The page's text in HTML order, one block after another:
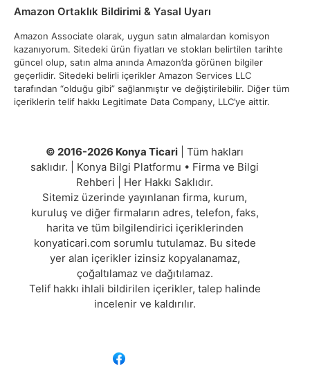
Amazon Ortaklık Bildirimi & Yasal Uyarı
Amazon Associate olarak, uygun satın almalardan komisyon
kazanıyorum. Sitedeki ürün fiyatları ve stokları belirtilen tarihte
güncel olup, satın alma anında Amazon’da görünen bilgiler
geçerlidir. Sitedeki belirli içerikler Amazon Services LLC
tarafından “olduğu gibi” sağlanmıştır ve değiştirilebilir. Diğer tüm
içeriklerin telif hakkı Legitimate Data Company, LLC’ye aittir.
© 2016-2026 Konya Ticari | Tüm hakları
saklıdır. | Konya Bilgi Platformu • Firma ve Bilgi
Rehberi | Her Hakkı Saklıdır.
Sitemiz üzerinde yayınlanan firma, kurum,
kuruluş ve diğer firmaların adres, telefon, faks,
harita ve tüm bilgilendirici içeriklerinden
konyaticari.com sorumlu tutulamaz. Bu sitede
yer alan içerikler izinsiz kopyalanamaz,
çoğaltılamaz ve dağıtılamaz.
Telif hakkı ihlali bildirilen içerikler, talep halinde
incelenir ve kaldırılır.